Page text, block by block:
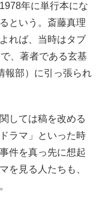
年に単行本にな
という。斎藤真理
れば、当時はタブ
、著者である玄基
報部）に引っ張られ
しては稿を改める
ラマ」といった時
件を真っ先に想起
を見る人たちも、